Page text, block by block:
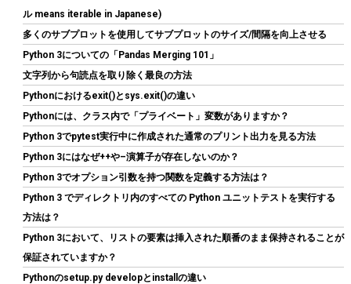
Crucial(クルーシャル) PRO (マイクロン製) デスクトップ用メモリ
16GBX2枚 DDR4-3200 メーカー制限付無期限保証
CP2K16G4DFRA32A【国内正規代理店品】
(5456342) GBP 167.96 (2026-08-06 04:03 GMT +09:00 時点 -
はこちら)
ル means iterable in Japanese)
多くのサブプロットを使用してサブプロットのサイズ/間隔を向上させる
Python 3についての「Pandas Merging 101」
文字列から句読点を取り除く最良の方法
Pythonにおけるexit()とsys.exit()の違い
Pythonには、クラス内で「プライベート」変数がありますか？
Python 3でpytest実行中に作成された通常のプリント出力を見る方法
Python 3にはなぜ++や–演算子が存在しないのか？
Python 3でオプション引数を持つ関数を定義する方法は？
Python 3 でディレクトリ内のすべての Python ユニットテストを実行する
方法は？
Python 3において、リストの要素は挿入された順番のまま保持されることが
保証されていますか？
Pythonのsetup.py developとinstallの違い